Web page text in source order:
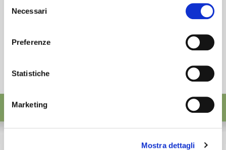
desideri accettare e cliccando ACCETTA SELEZIONATI.
delNecessari
Preferenze
Statistiche
Marketing
Mostra dettagli